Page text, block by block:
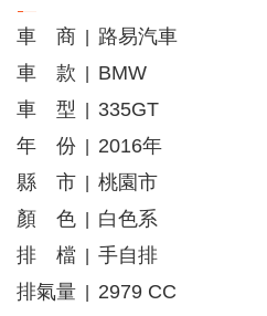
車 商
路易汽車
車 款
BMW
車 型
335GT
年 份
2016年
縣 市
桃園市
顏 色
白色系
排 檔
手自排
排氣量
2979 CC